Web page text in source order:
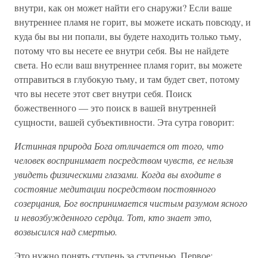
внутри, как он может найти его снаружи? Если ваше
внутреннее пламя не горит, вы можете искать повсюду, и
куда бы вы ни попали, вы будете находить только тьму,
потому что вы несете ее внутри себя. Вы не найдете
света. Но если ваш внутреннее пламя горит, вы можете
отправиться в глубокую тьму, и там будет свет, потому
что вы несете этот свет внутри себя. Поиск
божественного — это поиск в вашей внутренней
сущности, вашей субъективности. Эта сутра говорит:
Истинная природа Бога отличается от того, что
человек воспринимает посредством чувств, ее нельзя
увидеть физическими глазами. Когда вы входите в
состояние медитации посредством постоянного
созерцания, Бог воспринимается чистым разумом ясного
и невозбужденного сердца. Тот, кто знает это,
возвысился над смертью.
Это нужно понять ступень за ступенью. Первое: